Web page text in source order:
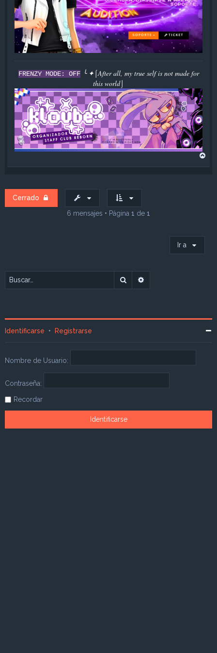
FRENZY MODE: OFF ╰ ✦⌠After all, my true self is not made for
this world⌡
Cerrado
6 mensajes • Página 1 de 1
Ir a
Buscar
Identificarse • Registrarse
Nombre de Usuario:
Contraseña:
Recordar